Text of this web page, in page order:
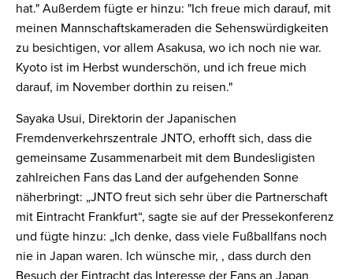
hat." Außerdem fügte er hinzu: "Ich freue mich darauf, mit
meinen Mannschaftskameraden die Sehenswürdigkeiten
zu besichtigen, vor allem Asakusa, wo ich noch nie war.
Kyoto ist im Herbst wunderschön, und ich freue mich
darauf, im November dorthin zu reisen."
Sayaka Usui, Direktorin der Japanischen
Fremdenverkehrszentrale JNTO, erhofft sich, dass die
gemeinsame Zusammenarbeit mit dem Bundesligisten
zahlreichen Fans das Land der aufgehenden Sonne
näherbringt: „JNTO freut sich sehr über die Partnerschaft
mit Eintracht Frankfurt“, sagte sie auf der Pressekonferenz
und fügte hinzu: „Ich denke, dass viele Fußballfans noch
nie in Japan waren. Ich wünsche mir, , dass durch den
Besuch der Eintracht das Interesse der Fans an Japan